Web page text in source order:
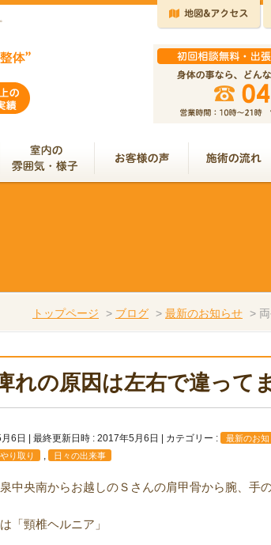
トップページ > ブログ > 最新のお知らせ >
れの原因は左右で違って
6日 最終更新日時 : 2017年5月6日 カテゴリー :
最新のお
り取り 日々の出来事
中央南からお越しのＳさんの肩甲骨から腕、手
「頸椎ヘルニア」